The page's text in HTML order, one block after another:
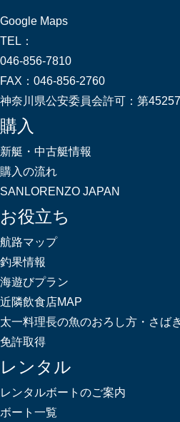
Google Maps
TEL：
046-856-7810
FAX： 046-856-2760
神奈川県公安委員会許可： 第
購入
新艇・中古艇情報
購入の流れ
SANLORENZO JAPAN
お役立ち
航路マップ
釣果情報
海遊びプラン
近隣飲食店MAP
太一料理長の魚のおろし方・さば
免許取得
レンタル
レンタルボートのご案内
ボート一覧